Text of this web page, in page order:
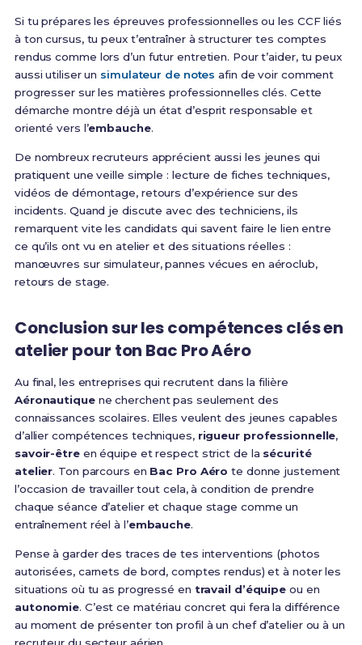
Si tu prépares les épreuves professionnelles ou les CCF liés
à ton cursus, tu peux t’entraîner à structurer tes comptes
rendus comme lors d’un futur entretien. Pour t’aider, tu peux
aussi utiliser un simulateur de notes afin de voir comment
progresser sur les matières professionnelles clés. Cette
démarche montre déjà un état d’esprit responsable et
orienté vers l’embauche.
De nombreux recruteurs apprécient aussi les jeunes qui
pratiquent une veille simple : lecture de fiches techniques,
vidéos de démontage, retours d’expérience sur des
incidents. Quand je discute avec des techniciens, ils
remarquent vite les candidats qui savent faire le lien entre
ce qu’ils ont vu en atelier et des situations réelles :
manœuvres sur simulateur, pannes vécues en aéroclub,
retours de stage.
Conclusion sur les compétences clés en
atelier pour ton Bac Pro Aéro
Au final, les entreprises qui recrutent dans la filière
Aéronautiquene cherchent pas seulement des
connaissances scolaires. Elles veulent des jeunes capables
d’allier compétences techniques, rigueur professionnelle,
savoir-êtreen équipe et respect strict de la sécurité
atelier. Ton parcours en Bac Pro Aéro te donne justement
l’occasion de travailler tout cela, à condition de prendre
chaque séance d’atelier et chaque stage comme un
entraînement réel à l’embauche.
Pense à garder des traces de tes interventions (photos
autorisées, carnets de bord, comptes rendus) et à noter les
situations où tu as progressé en travail d’équipe ou en
autonomie. C’est ce matériau concret qui fera la différence
au moment de présenter ton profil à un chef d’atelier ou à un